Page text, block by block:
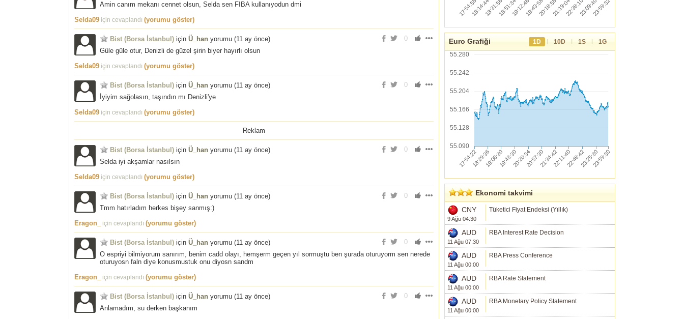
Amin canım mekanı cennet olsun, Selda sen FIBA kullanıyodun dmi
Selda09 için cevaplandı (yorumu göster)
0
Bist (Borsa İstanbul) için Ü_han yorumu (11 ay önce)
Güle güle otur, Denizli de güzel şirin biyer hayırlı olsun
Selda09 için cevaplandı (yorumu göster)
0
Bist (Borsa İstanbul) için Ü_han yorumu (11 ay önce)
İyiyim sağolasın, taşındın mı Denizli'ye
Selda09 için cevaplandı (yorumu göster)
Reklam
0
Bist (Borsa İstanbul) için Ü_han yorumu (11 ay önce)
Selda iyi akşamlar nasılsın
Selda09 için cevaplandı (yorumu göster)
0
Bist (Borsa İstanbul) için Ü_han yorumu (11 ay önce)
Tmm hatırladım herkes bişey sanmış:)
Eragon_
için cevaplandı (yorumu göster)
0
Bist (Borsa İstanbul) için Ü_han yorumu (11 ay önce)
O espriyi bilmiyorum sanırım, benim cadd olayı, hemşerm geçen yıl sormuştu ben şurada oturuyorm sen nerede
oturuyosn faln diye konusmustuk onu diyosn sandm
Eragon_
için cevaplandı (yorumu göster)
0
Bist (Borsa İstanbul) için Ü_han yorumu (11 ay önce)
Anlamadım, su derken başkanım
Euro Grafiği 1D | 10D | 1S |
1G
55.280
55.242
55.204
55.166
55.128
55.090
Ekonomi takvimi
CNY
9 Ağu 04:30
Tüketici Fiyat Endeksi (Yıllık)
AUD
11 Ağu 07:30
RBA Interest Rate Decision
AUD
11 Ağu 00:00
RBA Press Conference
AUD
11 Ağu 00:00
RBA Rate Statement
AUD
11 Ağu 00:00
RBA Monetary Policy Statement